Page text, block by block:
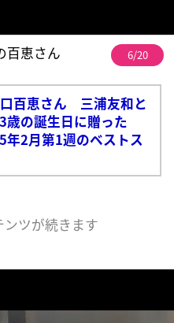
百恵さん 6/20
百恵さん 三浦友和と
歳の誕生日に贈った
年2月第1週のベストス
ツが続きます